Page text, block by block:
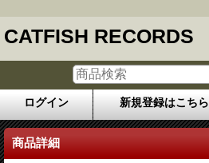
CATFISH RECORDS
ログイン 新規登録はこちら
商品詳細